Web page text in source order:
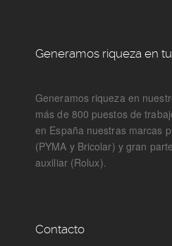
Generamos riqueza en
Generamos riqueza en
más de 800 puestos de
en España nuestras marcas
(PYMA y Bricolar) y gran
auxiliar (Rolux).
Contacto